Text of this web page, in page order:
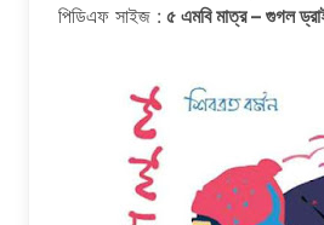
পিডিএফ সাইজ : ৫ এমবি মাত্র – গুগল